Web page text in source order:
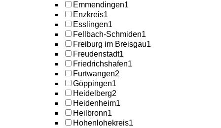
Emmendingen1
Enzkreis1
Esslingen1
Fellbach-Schmiden1
Freiburg im Breisgau1
Freudenstadt1
Friedrichshafen1
Furtwangen2
Göppingen1
Heidelberg2
Heidenheim1
Heilbronn1
Hohenlohekreis1